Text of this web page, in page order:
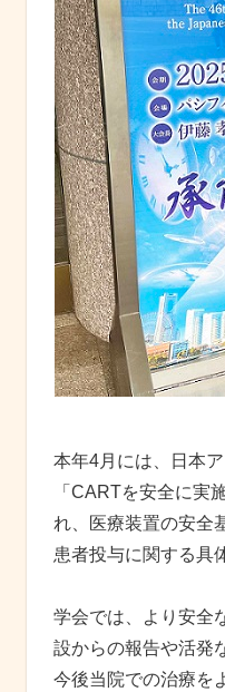
本年4月には、日本
「CARTを安全に実
れ、医療装置の安全
患者投与に関する具
学会では、より安全
設からの報告や活発
今後当院での治療を